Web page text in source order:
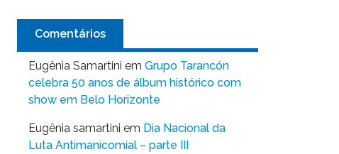
Comentários
Eugênia Samartini em Grupo Tarancón
celebra 50 anos de álbum histórico com
show em Belo Horizonte
Eugênia samartini em Dia Nacional da
Luta Antimanicomial – parte III